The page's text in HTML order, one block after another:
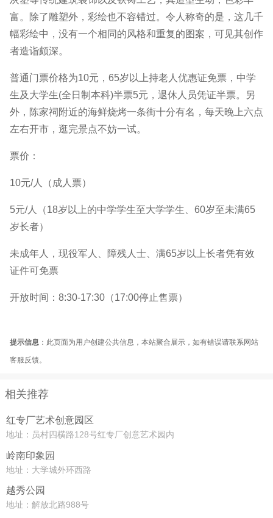
富。除了雕塑外，彩绘也不容错过。令人称奇的是，这几千
幅彩绘中，没有一个相同的风格和重复的图案，可见其创作
者造诣颇深。
普通门票价格为10元，65岁以上持老人优惠证免票，中学
生及大学生(全日制本科)半票5元，退休人员凭证半票。另
外，陈家祠附近的海鲜烧烤一条街十分有名，每天晚上六点
左右开市，逛完景点不妨一试。
票价：
10元/人（成人票）
5元/人（18岁以上的中学学生至大学学生、60岁至未满65
岁长者）
未成年人，现役军人、障残人士、满65岁以上长者凭有效
证件可免票
开放时间：8:30-17:30（17:00停止售票）
提示信息 ：此页面为用户创建公共信息，本站聚合展示，如有错误请联系网站
客服反馈。
相关推荐
红专厂艺术创意园区
地址：员村四横路128号红专厂创意艺术园内
岭南印象园
地址：大学城外环西路
越秀公园
地址：解放北路988号